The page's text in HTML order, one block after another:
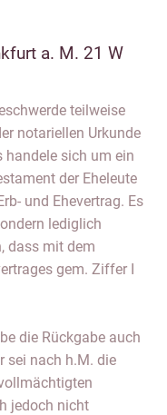
a. M. 21 W
teilweise
notariellen Urkunde
handele sich um ein
der Eheleute
und Ehevertrag. Es
lediglich
dass mit dem
gem. Ziffer I
die Rückgabe auch
sei nach h.M. die
jedoch nicht